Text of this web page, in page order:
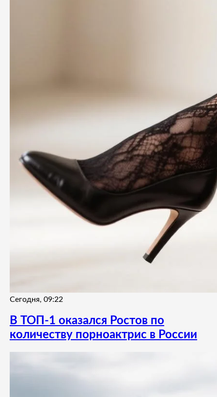
Сегодня, 09:22
В ТОП-1 оказался Ростов по
количеству порноактрис в России